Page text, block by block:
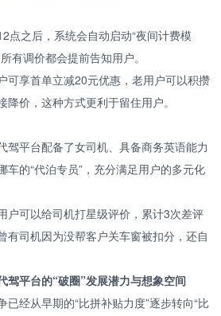
点之后，系统会自动启动“夜间计费模
有调价都会提前告知用户。
可享首单立减20元优惠，老用户可以积攒
价，这种方式更利于留住用户。
驾平台配备了女司机、具备商务英语能力
车的“代泊专员”，充分满足用户的多元化
户可以给司机打星级评价，累计3次差评
有司机因为没帮客户关车窗被扣分，还自
驾平台的“破圈”发展潜力与想象空间
已经从早期的“比拼补贴力度”逐步转向“比